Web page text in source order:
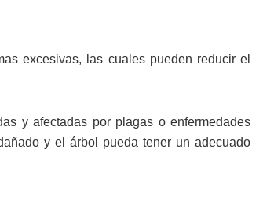
excesivas, las cuales pueden reducir el
y afectadas por plagas o enfermedades
y el árbol pueda tener un adecuado